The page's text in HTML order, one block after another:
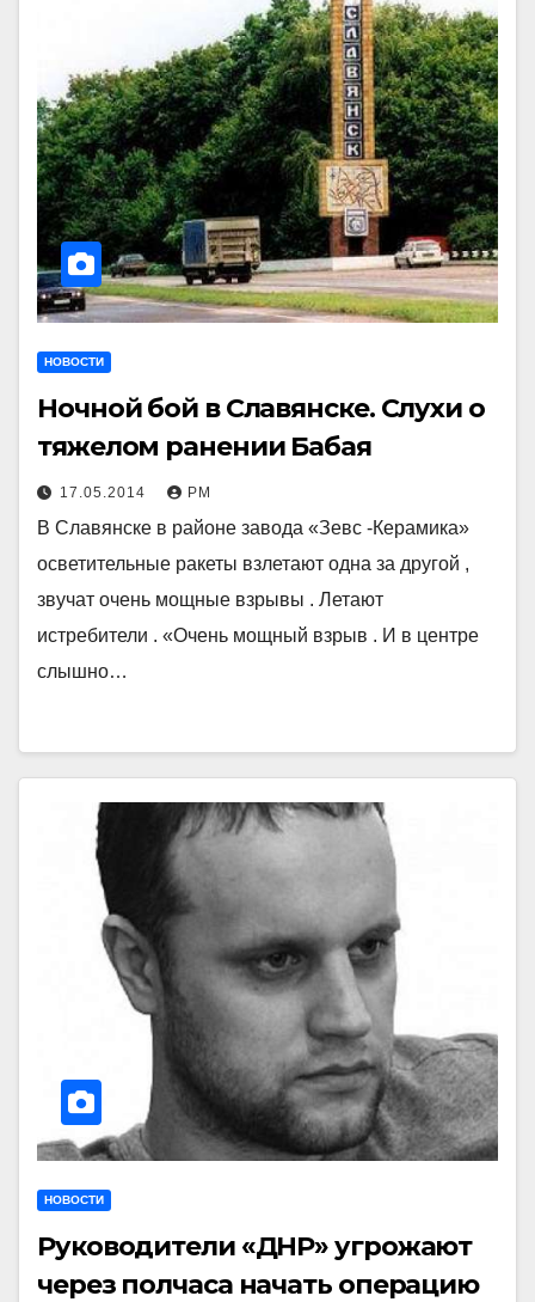
НОВОСТИ
Ночной бой в Славянске. Слухи о
тяжелом ранении Бабая
17.05.2014 РМ
В Славянске в районе завода «Зевс -Керамика»
осветительные ракеты взлетают одна за другой ,
звучат очень мощные взрывы . Летают
истребители . «Очень мощный взрыв . И в центре
слышно…
НОВОСТИ
Руководители «ДНР» угрожают
через полчаса начать операцию